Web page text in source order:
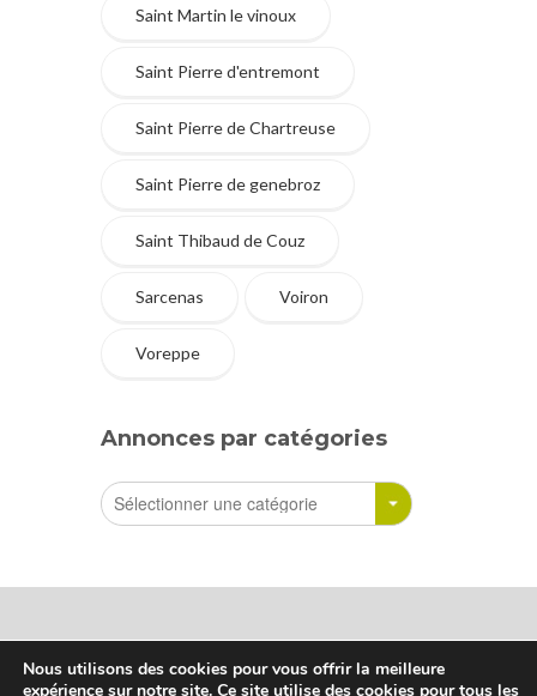
Saint Martin le vinoux
Saint Pierre d'entremont
Saint Pierre de Chartreuse
Saint Pierre de genebroz
Saint Thibaud de Couz
Sarcenas Voiron
Voreppe
Annonces par catégories
Nous utilisons des cookies pour vous offrir la meilleure
expérience sur notre site. Ce site utilise des cookies pour tous les